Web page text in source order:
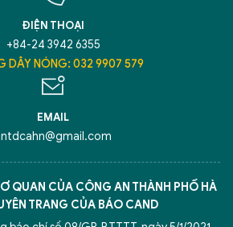
ĐIỆN THOẠI
+84-24 3942 6355
DÂY NÓNG: 032 9907 579
EMAIL
QUAN CỦA CÔNG AN THÀNH PHỐ HÀ
TRANG CỦA BÁO CAND